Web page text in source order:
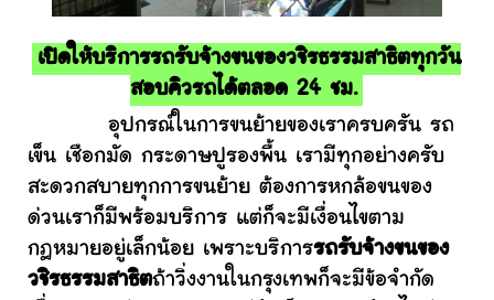
เปิดให้บริการรถรับจ้างขนของวชิรธรรมสาธิตทุกวัน
สอบคิวรถได้ตลอด 24 ชม.
อุปกรณ์ในการขนย้ายของเราครบครัน รถ
เข็น เชือกมัด กระดาษปูรองพื้น เรามีทุกอย่างครับ
สะดวกสบายทุกการขนย้าย ต้องการหกล้อขนของ
ด่วนเราก็มีพร้อมบริการ แต่ก็จะมีเงื่อนไขตาม
กฎหมายอยู่เล็กน้อย เพราะบริการรถรับจ้างขนของ
วชิรธรรมสาธิตถ้าวิ่งงานในกรุงเทพก็จะมีข้อจำกัด